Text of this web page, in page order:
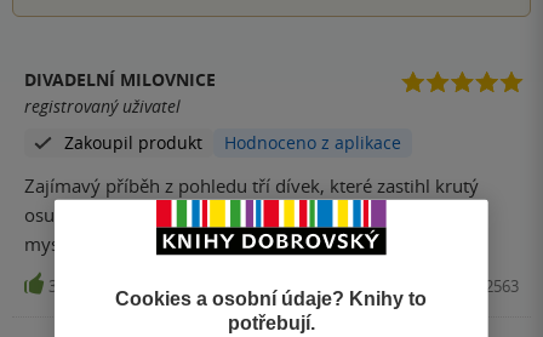
DIVADELNÍ MILOVNICE
registrovaný uživatel
Zakoupil produkt
Hodnoceno z aplikace
Zajímavý příběh z pohledu tří dívek, které zastihl krutý
osud smrti. Určitě doporučuju přečíst. Pokud máte rádi
mysteriózní příběhy a věříte v posmrtný život.
37 Kniha, Vendeta, 2024, 9788027722563
Cookies a osobní údaje? Knihy to
potřebují.